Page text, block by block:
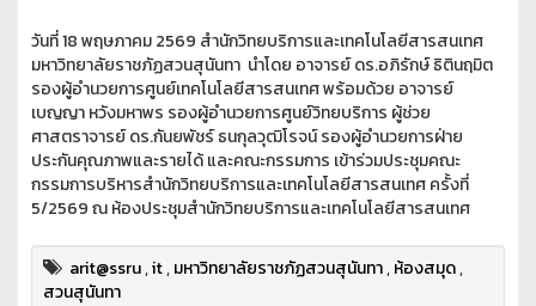
วันที่ 18 พฤษภาคม 2569 สำนักวิทยบริการและเทคโนโลยีสารสนเทศ
มหาวิทยาลัยราชภัฏสวนสุนันทา นำโดย อาจารย์ ดร.อภิรักษ์ ธิตินฤมิต
รองผู้อำนวยการศูนย์เทคโนโลยีสารสนเทศ พร้อมด้วย อาจารย์
เบญญา หวังมหาพร รองผู้อำนวยการศูนย์วิทยบริการ ผู้ช่วย
ศาสตราจารย์ ดร.กันยพัชร์ ธนกุลวุฒิโรจน์ รองผู้อำนวยการฝ่าย
ประกันคุณภาพและรายได้ และคณะกรรมการ เข้าร่วมประชุมคณะ
กรรมการบริหารสำนักวิทยบริการและเทคโนโลยีสารสนเทศ ครั้งที่
5/2569 ณ ห้องประชุมสำนักวิทยบริการและเทคโนโลยีสารสนเทศ
arit@ssru,it,มหาวิทยาลัยราชภัฏสวนสุนันทา,ห้องสมุด,
สวนสุนันทา